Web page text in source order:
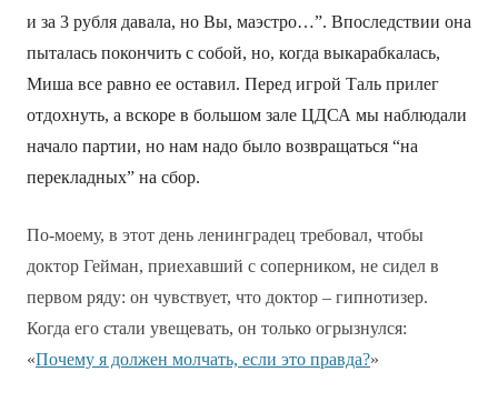
и за 3 рубля давала, но Вы, маэстро…”. Впоследствии она
пыталась покончить с собой, но, когда выкарабкалась,
Миша все равно ее оставил. Перед игрой Таль прилег
отдохнуть, а вскоре в большом зале ЦДСА мы наблюдали
начало партии, но нам надо было возвращаться “на
перекладных” на сбор.
По-моему, в этот день ленинградец требовал, чтобы
доктор Гейман, приехавший с соперником, не сидел в
первом ряду: он чувствует, что доктор – гипнотизер.
Когда его стали увещевать, он только огрызнулся:
«Почему я должен молчать, если это правда?»